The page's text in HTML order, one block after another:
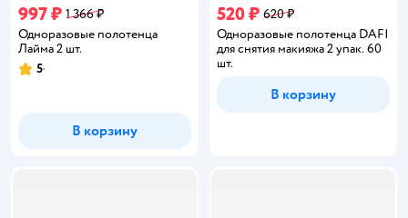
997 ₽ 1 366 ₽
Одноразовые полотенца
Лайма 2 шт.
Рейтинг:
5
В корзину
520 ₽ 620 ₽
Одноразовые полотенца DAFI
для снятия макияжа 2 упак. 60
шт.
В корзину